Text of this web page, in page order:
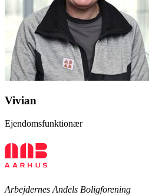
Vivian
Ejendomsfunktionær
Arbejdernes Andels Boligforening